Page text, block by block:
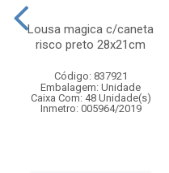
Lousa magica c/caneta
risco preto 28x21cm
Código: 837921
Embalagem: Unidade
Caixa Com: 48 Unidade(s)
Inmetro: 005964/2019